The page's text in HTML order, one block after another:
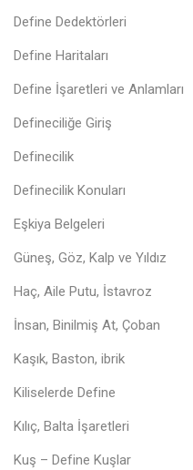
Define Dedektörleri
Define Haritaları
Define İşaretleri ve Anlamları
Defineciliğe Giriş
Definecilik
Definecilik Konuları
Eşkiya Belgeleri
Güneş, Göz, Kalp ve Yıldız
Haç, Aile Putu, İstavroz
İnsan, Binilmiş At, Çoban
Kaşık, Baston, ibrik
Kiliselerde Define
Kılıç, Balta İşaretleri
Kuş – Define Kuşlar